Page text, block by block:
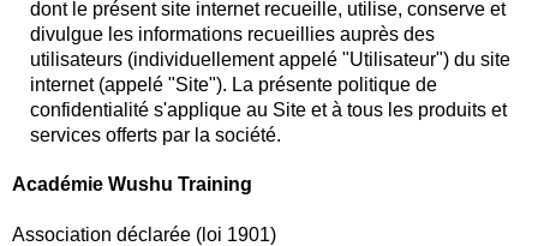
dont le présent site internet recueille, utilise, conserve et
divulgue les informations recueillies auprès des
utilisateurs (individuellement appelé "Utilisateur") du site
internet (appelé "Site"). La présente politique de
confidentialité s'applique au Site et à tous les produits et
services offerts par la société.
Académie Wushu Training
Association déclarée (loi 1901)